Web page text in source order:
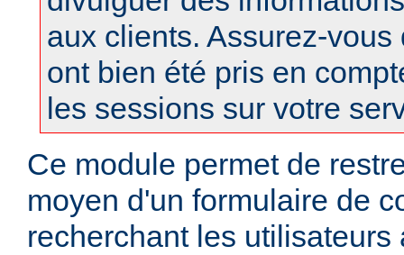
aux clients. Assurez-
ont bien été pris en
les sessions sur votre
Ce module permet de
moyen d'un formulaire de
recherchant les utilisateurs